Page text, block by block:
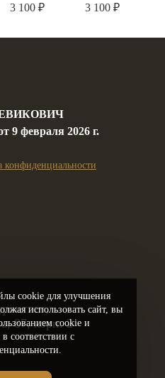
cookie для улучшения
использовать сайт, вы
cookie и
соответствии с
3 100 ₽ 3 100 ₽
9 февраля 2026 г.
конфиденциальности
87, корп. 2